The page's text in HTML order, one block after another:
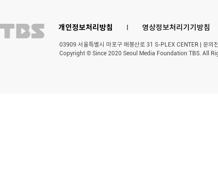
개인정보처리방침 l 영상정보처리기기방침
03909 서울특별시 마포구 매봉산로 31 S-PLEX CENTER | 문
Copyright © Since 2020 Seoul Media Foundation TBS. All